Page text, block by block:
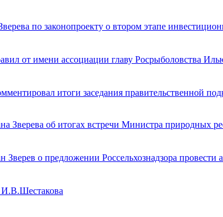
по законопроекту о втором этапе
от имени ассоциации главу Росрыболовства
итоги заседания правительственной
Зверева об итогах встречи Министра
о предложении Россельхознадзора
И.В.Шестакова